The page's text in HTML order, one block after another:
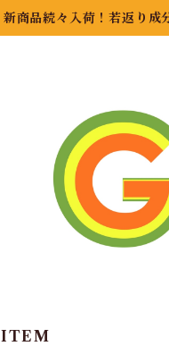
新商品続々入荷！若返り成
ITEM